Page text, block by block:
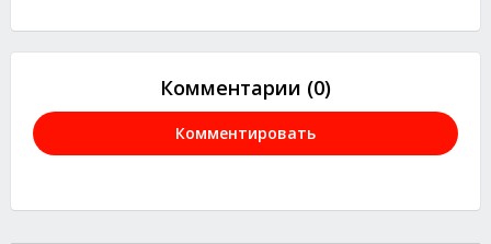
Комментарии (0)
Комментировать